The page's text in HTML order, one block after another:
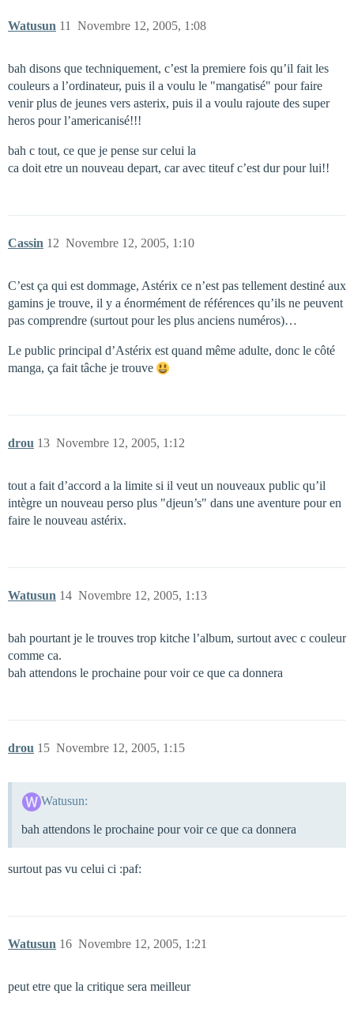
Watusun Novembre 12, 2005, 1:08
11
bah disons que techniquement, c’est la premiere fois qu’il fait les
couleurs a l’ordinateur, puis il a voulu le "mangatisé" pour faire
venir plus de jeunes vers asterix, puis il a voulu rajoute des super
heros pour l’americanisé!!!
bah c tout, ce que je pense sur celui la
ca doit etre un nouveau depart, car avec titeuf c’est dur pour lui!!
Cassin Novembre 12, 2005, 1:10
12
C’est ça qui est dommage, Astérix ce n’est pas tellement destiné aux
gamins je trouve, il y a énormément de références qu’ils ne peuvent
pas comprendre (surtout pour les plus anciens numéros)…
Le public principal d’Astérix est quand même adulte, donc le côté
manga, ça fait tâche je trouve
drou Novembre 12, 2005, 1:12
13
tout a fait d’accord a la limite si il veut un nouveaux public qu’il
intègre un nouveau perso plus "djeun’s" dans une aventure pour en
faire le nouveau astérix.
Watusun Novembre 12, 2005, 1:13
14
bah pourtant je le trouves trop kitche l’album, surtout avec c couleur
comme ca.
bah attendons le prochaine pour voir ce que ca donnera
drou Novembre 12, 2005, 1:15
15
Watusun:
bah attendons le prochaine pour voir ce que ca donnera
surtout pas vu celui ci :paf:
Watusun Novembre 12, 2005, 1:21
16
peut etre que la critique sera meilleur